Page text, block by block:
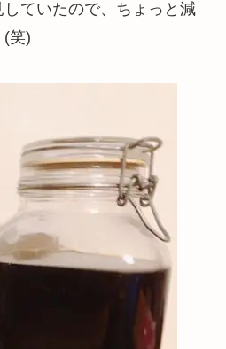
ていたので、ちょっと減
(笑)